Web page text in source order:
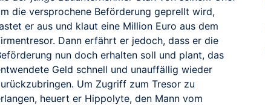
die versprochene Beförderung geprellt wird,
er aus und klaut eine Million Euro aus dem
Dann erfährt er jedoch, dass er die
nun doch erhalten soll und plant, das
Geld schnell und unauffällig wieder
Um Zugriff zum Tresor zu
heuert er Hippolyte, den Mann vom